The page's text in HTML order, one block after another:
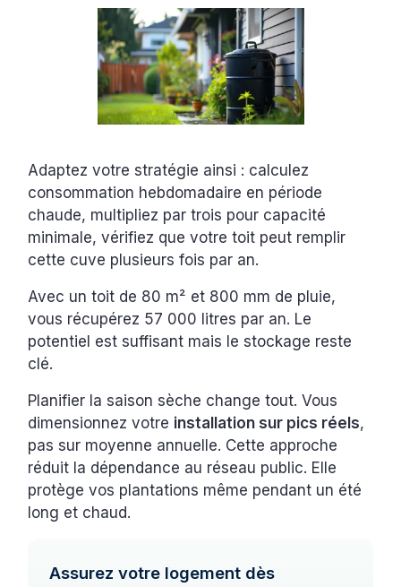
Adaptez votre stratégie ainsi : calculez
consommation hebdomadaire en période
chaude, multipliez par trois pour capacité
minimale, vérifiez que votre toit peut remplir
cette cuve plusieurs fois par an.
Avec un toit de 80 m² et 800 mm de pluie,
vous récupérez 57 000 litres par an. Le
potentiel est suffisant mais le stockage reste
clé.
Planifier la saison sèche change tout. Vous
dimensionnez votre installation sur pics réels,
pas sur moyenne annuelle. Cette approche
réduit la dépendance au réseau public. Elle
protège vos plantations même pendant un été
long et chaud.
Assurez votre logement dès